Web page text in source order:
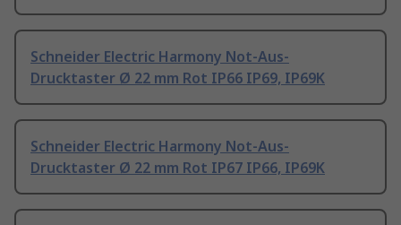
Schneider Electric Harmony Not-Aus-
Drucktaster Ø 22 mm Rot IP66 IP69, IP69K
Schneider Electric Harmony Not-Aus-
Drucktaster Ø 22 mm Rot IP67 IP66, IP69K